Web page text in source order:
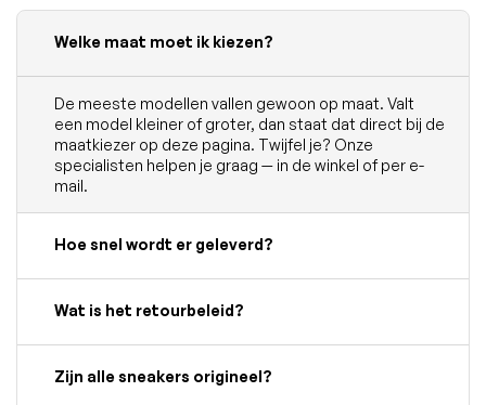
Welke maat moet ik kiezen?
De meeste modellen vallen gewoon op maat. Valt
een model kleiner of groter, dan staat dat direct bij de
maatkiezer op deze pagina. Twijfel je? Onze
specialisten helpen je graag — in de winkel of per e-
mail.
Hoe snel wordt er geleverd?
Wat is het retourbeleid?
Zijn alle sneakers origineel?